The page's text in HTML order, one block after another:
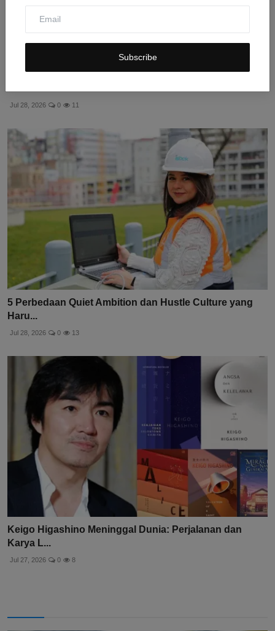
Subscribe
Profil Ryan Gosling: Karier Akting, Musik, dan Debut
Jul 28, 2026 0 11
5 Perbedaan Quiet Ambition dan Hustle Culture yang
Haru...
Jul 28, 2026 0 13
Keigo Higashino Meninggal Dunia: Perjalanan dan
Karya L...
Jul 27, 2026 0 8